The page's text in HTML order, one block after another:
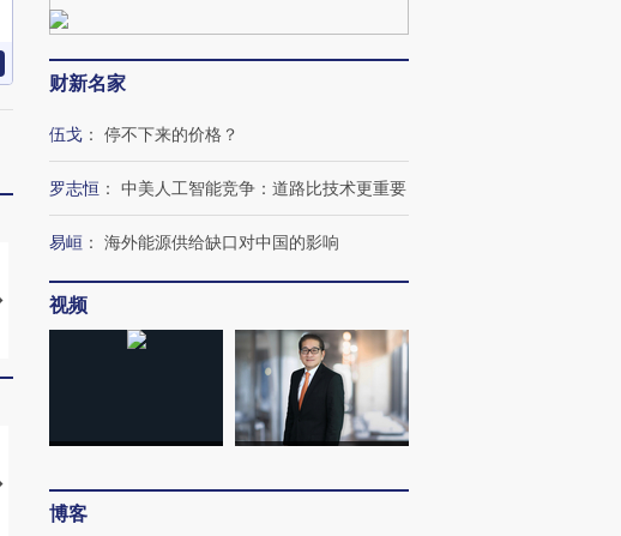
视线｜HYROX的吸金
育部长拱下台
【推广】走进第四届链博
会，让数智科技“链”接产
【商旅对话】华住集团
财新名家
伍戈 ： 停不下来的价格？
罗志恒 ： 中美人工智能竞争：道路比技术更重要
易峘 ： 海外能源供给缺口对中国的影响
视频
博客